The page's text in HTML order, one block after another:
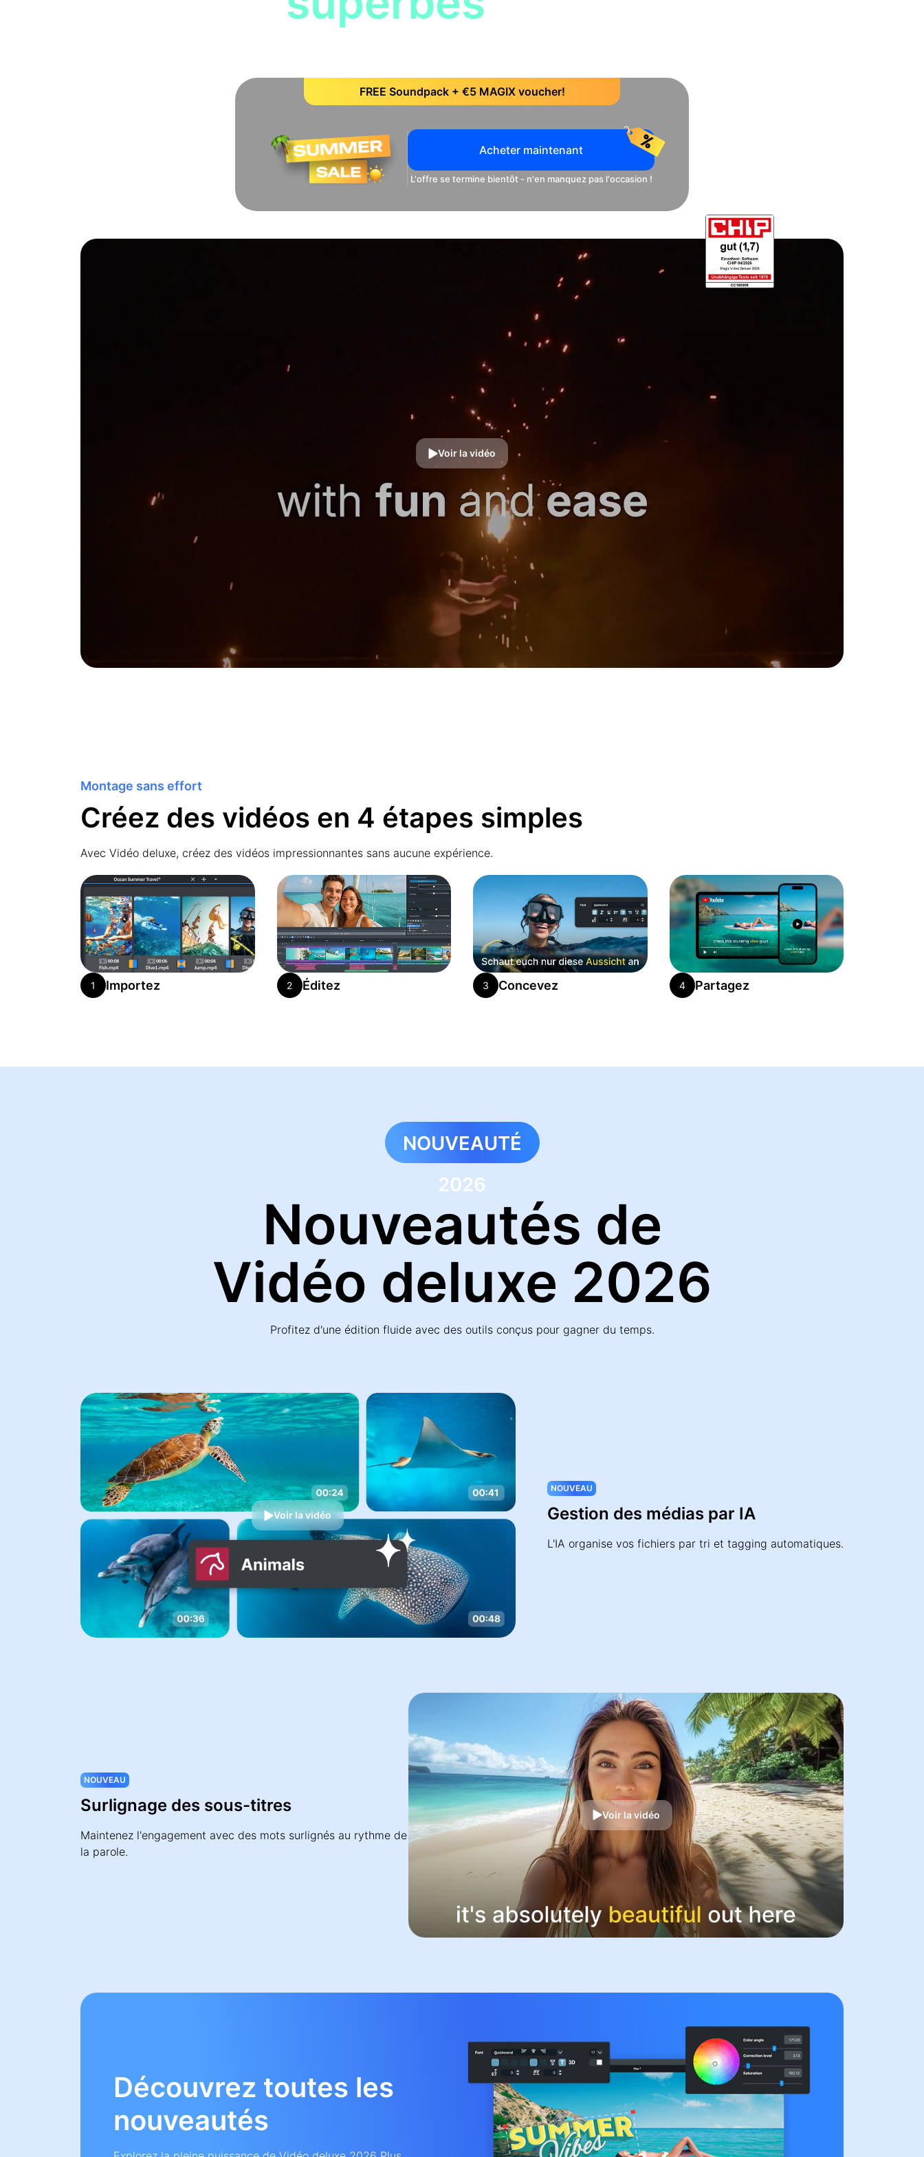
FREE Soundpack + €5 MAGIX voucher!
Acheter maintenant
L'offre se termine bientôt - n'en manquez pas l'occasion !
Voir la vidéo
Montage sans effort
Créez des vidéos en 4 étapes simples
Avec Vidéo deluxe, créez des vidéos impressionnantes sans aucune expérience.
1 Importez 2 Éditez 3 Concevez 4 Partagez
NOUVEAUTÉ
2026
Nouveautés de
Vidéo deluxe 2026
Profitez d'une édition fluide avec des outils conçus pour gagner du temps.
Voir la vidéo
NOUVEAU
Gestion des médias par IA
L'IA organise vos fichiers par tri et tagging automatiques.
Voir la vidéo
NOUVEAU
Surlignage des sous-titres
Maintenez l'engagement avec des mots surlignés au rythme de
la parole.
Découvrez toutes les
nouveautés